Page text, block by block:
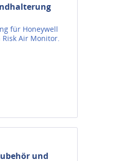
für Honeywell
Air Monitor.
und